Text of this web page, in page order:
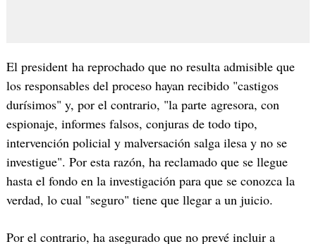
El president ha reprochado que no resulta admisible que
los responsables del proceso hayan recibido "castigos
durísimos" y, por el contrario, "la parte agresora, con
espionaje, informes falsos, conjuras de todo tipo,
intervención policial y malversación salga ilesa y no se
investigue". Por esta razón, ha reclamado que se llegue
hasta el fondo en la investigación para que se conozca la
verdad, lo cual "seguro" tiene que llegar a un juicio.
Por el contrario, ha asegurado que no prevé incluir a